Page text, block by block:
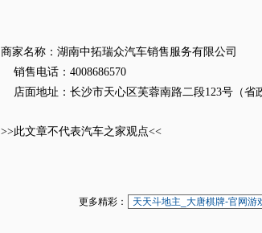
商家名称：湖南中拓瑞众汽车销售服务有限公司
销售电话： 4008686570
店面地址：长沙市天心区芙蓉南路二段123号（省
>>此文章不代表汽车之家观点<<
更多精彩： 天天斗地主_大唐棋牌-官网游